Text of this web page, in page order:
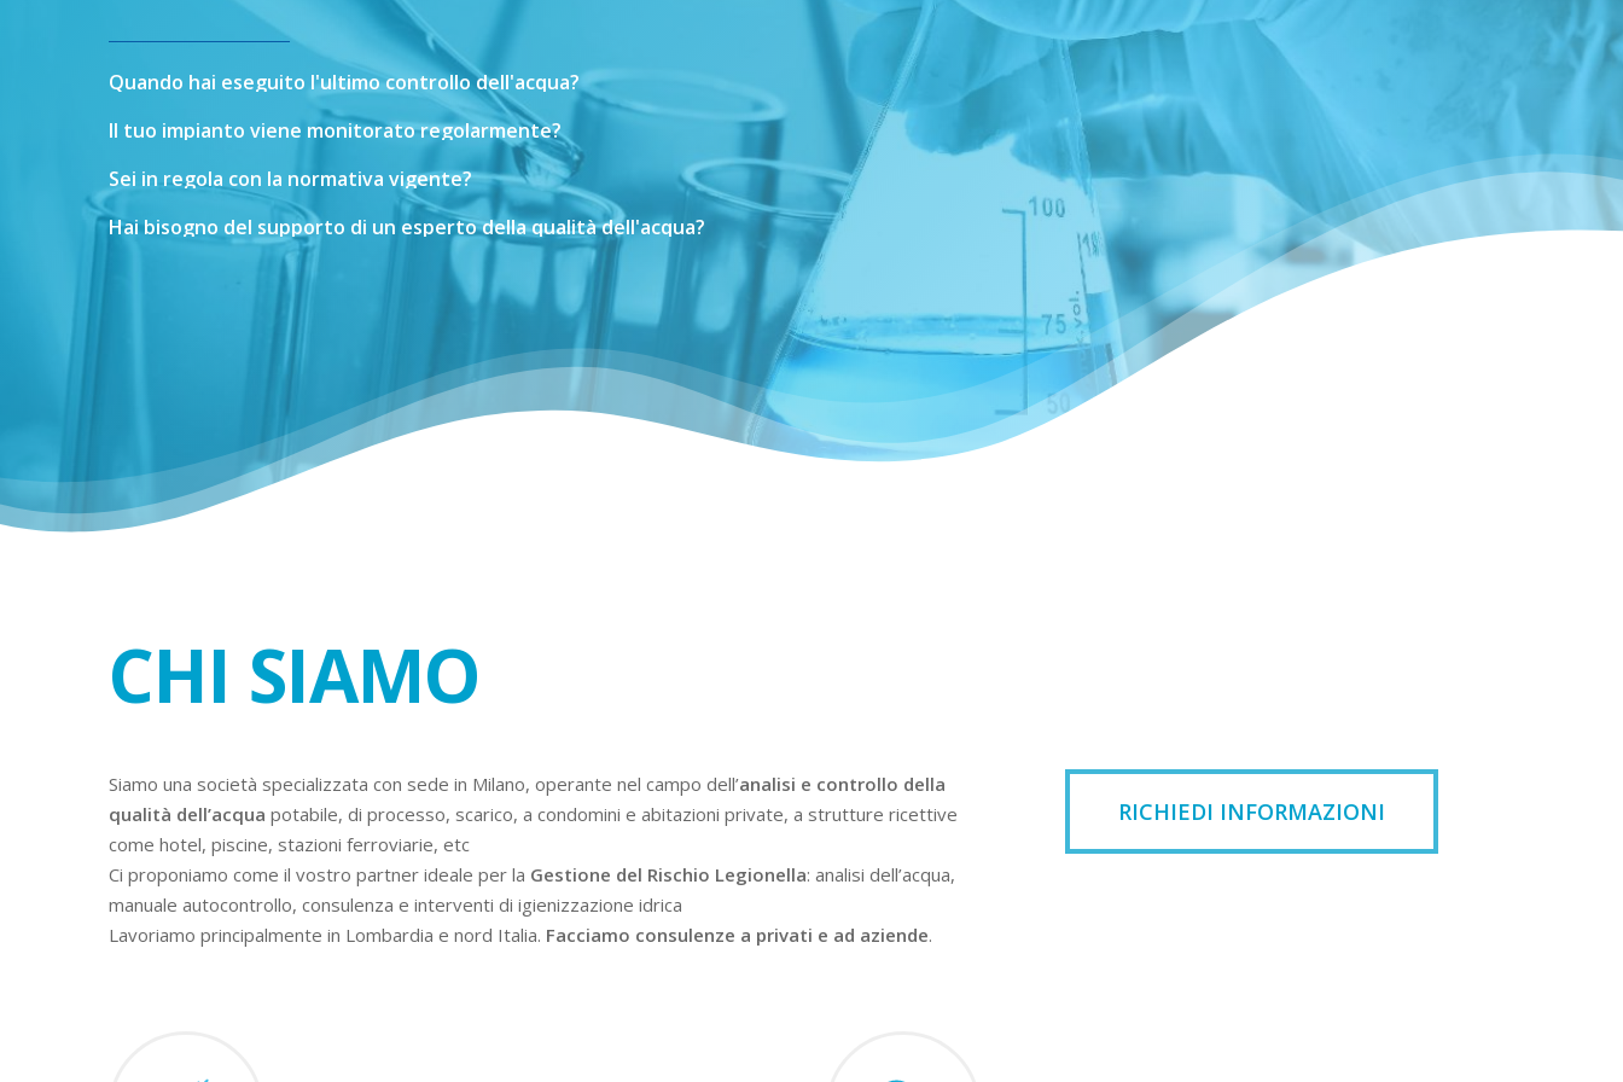
Quando hai eseguito l'ultimo controllo dell'acqua?
Il tuo impianto viene monitoratoregolarmente?
Sei in regola con la normativa vigente?
Hai bisogno del supporto di un espertodellaqualitàdell'acqua?
CHI SIAMO
Siamo una società specializzata con sede in Milano, operante nel campo dell’analisi e controllo della
qualità dell’acquapotabile, di processo, scarico, a condomini e abitazioni private, a strutture ricettive
come hotel, piscine, stazioni ferroviarie, etc
Ci proponiamo come il vostro partner ideale per la Gestione del Rischio Legionella: analisi dell’acqua,
manuale autocontrollo, consulenza e interventi di igienizzazione idrica
Lavoriamo principalmente in Lombardia e nord Italia. Facciamo consulenze a privati e ad aziende.
RICHIEDI INFORMAZIONI